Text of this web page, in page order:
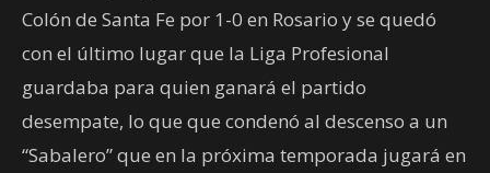
Colón de Santa Fe por 1-0 en Rosario y se quedó
con el último lugar que la Liga Profesional
guardaba para quien ganará el partido
desempate, lo que que condenó al descenso a un
“Sabalero” que en la próxima temporada jugará en